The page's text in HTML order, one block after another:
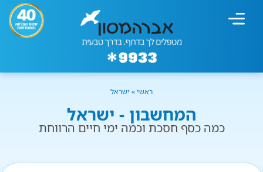
ראשי» ישראל
המחשבון - ישראל
כמה כסף חסכת וכמה ימי חיים הרווחת